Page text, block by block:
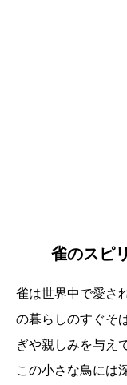
雀のスピ
雀は世界中で愛さ
の暮らしのすぐそ
ぎや親しみを与え
この小さな鳥には